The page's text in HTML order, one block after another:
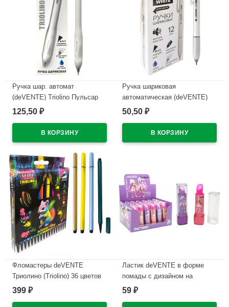
Ручка шар. автомат
(deVENTE) Triolino Пульсар
(Pulsar) н/
арт.5070609 (Ст12)
125,50 ₽
Ручка шариковая
автоматическая (deVENTE)
ПРОСТО БЕЛЫЙ (JUST
каучуковый держатель,
синий, 0,5мм, масло
50,50 ₽
Фломастеры deVENTE
Триолино (Triolino) 36 цветов
трехгранные картонная
399 ₽
Ластик deVENTE в форме
помады с дизайном на
корпусе арт.8030619
59 ₽